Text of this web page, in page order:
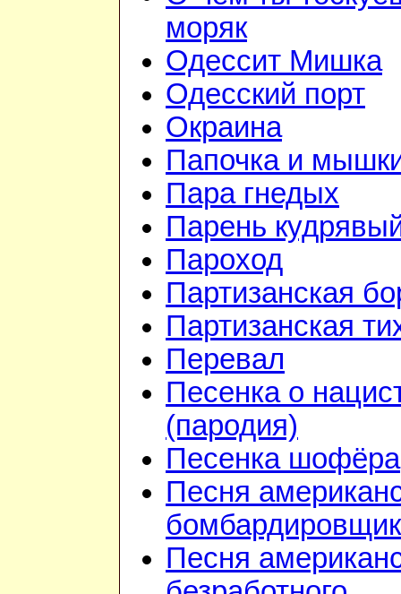
моряк
Одессит Мишка
Одесский порт
Окраина
Папочка и
Пара гнедых
Парень
Пароход
Партизанская
Партизанская
Перевал
Песенка о
(пародия)
Песенка шофёра
Песня
Песня